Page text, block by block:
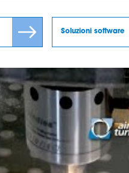
Soluzioni software